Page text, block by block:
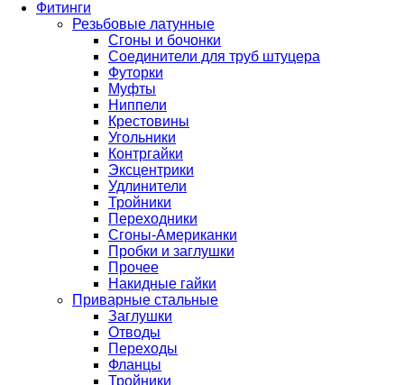
Фитинги
Резьбовые латунные
Сгоны и бочонки
Соединители для труб штуцера
Футорки
Муфты
Ниппели
Крестовины
Угольники
Контргайки
Эксцентрики
Удлинители
Тройники
Переходники
Сгоны-Американки
Пробки и заглушки
Прочее
Накидные гайки
Приварные стальные
Заглушки
Отводы
Переходы
Фланцы
Тройники